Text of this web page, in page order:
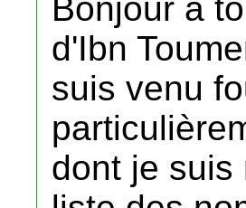
Bonjour à
d'Ibn
suis venu
dont je suis